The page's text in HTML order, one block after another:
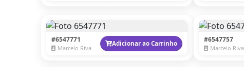
#6547771
Marcelo Riva
Adicionar ao Carrinho #6547757
Marcelo Riva